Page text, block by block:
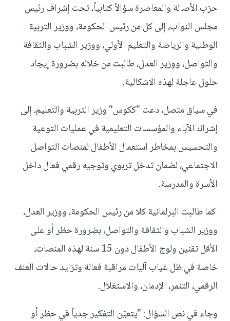
حزب الأصالة والمعاصرة سؤالاً كتابياً، تحت إشراف رئيس
مجلس النواب، إلى كل من رئيس الحكومة، ووزير التربية
الوطنية والرياضة والتعليم الأولي، ووزير الشباب والثقافة
والتواصل، ووزير العدل، طالبت من خلاله بضرورة إيجاد
حلول عاجلة لهذه الاشكالية.
في سياق متصل، دعت "ككوس" وزير التربية والتعليم، إلى
إشراك الآباء والمؤسسات التعليمية في عمليات التوعية
والتحسيس بمخاطر استعمال الأطفال لمنصات التواصل
الاجتماعي، لضمان تدخل تربوي وتوجيه رقمي فعال داخل
الأسرة والمدرسة.
كما طالبت البرلمانية كلا من رئيس الحكومة، ووزير العدل،
ووزير الشباب والثقافة والتواصل، بضرورة حظر أو على
الأقل تقنين ولوج الأطفال دون 15 سنة لهذه المنصات،
خاصة في ظل غياب آليات مراقبة فعالة وتزايد حالات العنف
الرقمي، التنمر، الإدمان، والاستغلال.
وجاء في نص السؤال: "يتعيّن التفكير جدياً في حظر أو